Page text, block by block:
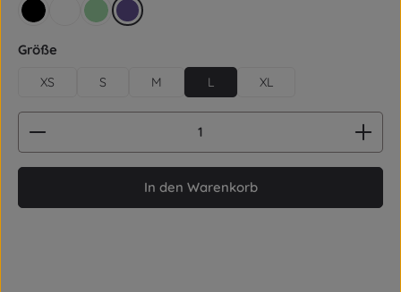
schwarzweiß mintgrünultraviolett
Größe
XS S M L XL
Produkt Anzahl: Gib den gewünschten Wert
In den Warenkorb